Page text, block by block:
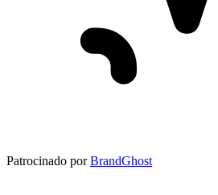
Patrocinado por BrandGhost